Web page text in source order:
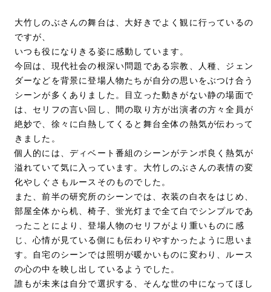
大竹しのぶさんの舞台は、大好きでよく観に行っているの
ですが、
いつも役になりきる姿に感動しています。
今回は、現代社会の根深い問題である宗教、人種、ジェン
ダーなどを背景に登場人物たちが自分の思いをぶつけ合う
シーンが多くありました。目立った動きがない静の場面で
は、セリフの言い回し、間の取り方が出演者の方々全員が
絶妙で、徐々に白熱してくると舞台全体の熱気が伝わって
きました。
個人的には、ディベート番組のシーンがテンポ良く熱気が
溢れていて気に入っています。大竹しのぶさんの表情の変
化やしぐさもルースそのものでした。
また、前半の研究所のシーンでは、衣装の白衣をはじめ、
部屋全体から机、椅子、蛍光灯まで全て白でシンプルであ
ったことにより、登場人物のセリフがより重いものに感
じ、心情が見ている側にも伝わりやすかったように思いま
す。自宅のシーンでは照明が暖かいものに変わり、ルース
の心の中を映し出しているようでした。
誰もが未来は自分で選択する、そんな世の中になってほし